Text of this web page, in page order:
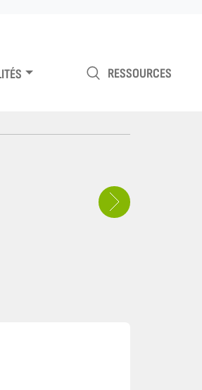
RESSOURCES